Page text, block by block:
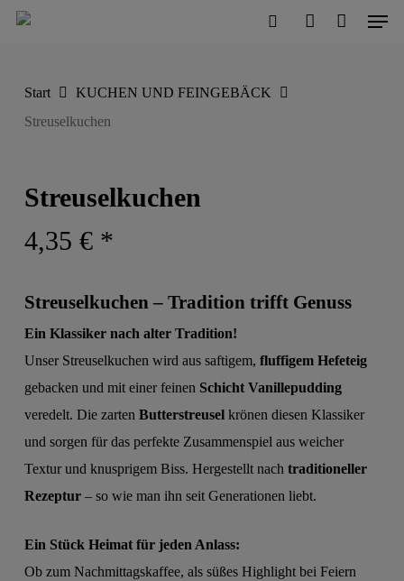
Skip
content
Menu
Start
KUCHEN UND FEINGEBÄCK
Streuselkuchen
Streuselkuchen
4,35 € *
Streuselkuchen – Tradition trifft Genuss
Ein Klassiker nach alter Tradition!
Unser Streuselkuchen wird aus saftigem, fluffigem Hefeteig
gebacken und mit einer feinen Schicht Vanillepudding
veredelt. Die zarten Butterstreuselkrönen diesen Klassiker
und sorgen für das perfekte Zusammenspiel aus weicher
Textur und knusprigem Biss. Hergestellt nach traditioneller
Rezeptur– so wie man ihn seit Generationen liebt.
Ein Stück Heimat für jeden Anlass:
Ob zum Nachmittagskaffee, als süßes Highlight bei Feiern